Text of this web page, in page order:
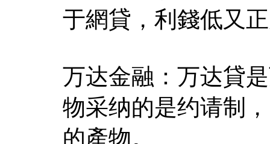
于網貸，利錢低又
万达金融：万达貸
物采纳的是约请制
的產物。